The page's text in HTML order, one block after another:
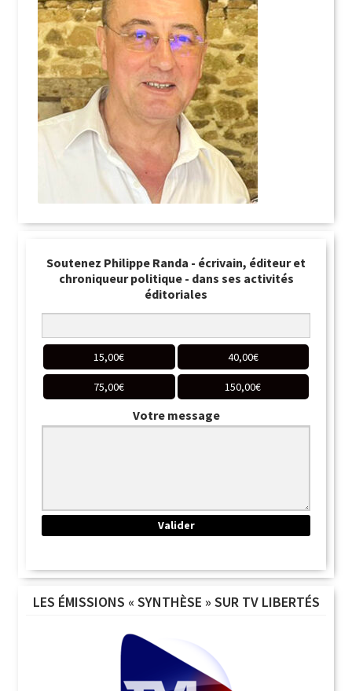
Soutenez Philippe Randa - écrivain, éditeur et
chroniqueur politique - dans ses activités
éditoriales
15,00€ 40,00€
75,00€ 150,00€
Votre message
LES ÉMISSIONS « SYNTHÈSE » SUR TV LIBERTÉS